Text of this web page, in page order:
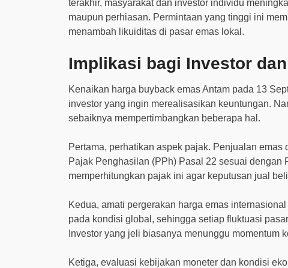
terakhir, masyarakat dan investor individu
maupun perhiasan. Permintaan yang tinggi ini
menambah likuiditas di pasar emas lokal.
Implikasi bagi Investor
Kenaikan harga buyback emas Antam pada 13
investor yang ingin merealisasikan keuntungan.
sebaiknya mempertimbangkan beberapa hal.
Pertama, perhatikan aspek pajak. Penjualan
Pajak Penghasilan (PPh) Pasal 22 sesuai dengan
memperhitungkan pajak ini agar keputusan jual
Kedua, amati pergerakan harga emas
pada kondisi global, sehingga setiap fluktuasi
Investor yang jeli biasanya menunggu momentum
Ketiga, evaluasi kebijakan moneter dan kondisi